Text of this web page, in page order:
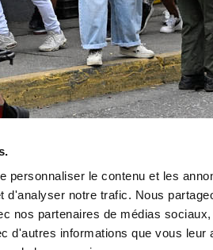
personnaliser le contenu et les
d'analyser notre trafic. Nous
nos partenaires de médias
d'autres informations que vous leur